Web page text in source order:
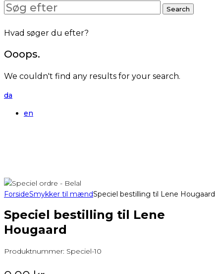
Search
for:
Search
Hvad søger du efter?
Ooops.
We couldn't find any results for your search.
da
en
ForsideSmykker til mændSpeciel bestilling til Lene Hougaard
Speciel bestilling til Lene
Hougaard
Produktnummer: Speciel-10